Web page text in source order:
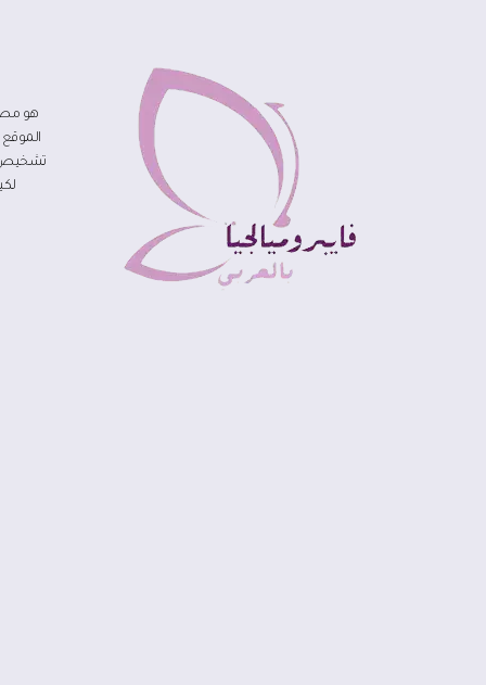
هو
تشخيص